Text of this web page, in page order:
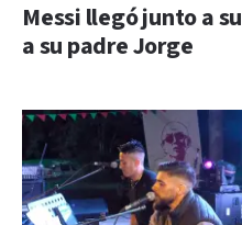
Messi llegó junto a
a su padre Jorge